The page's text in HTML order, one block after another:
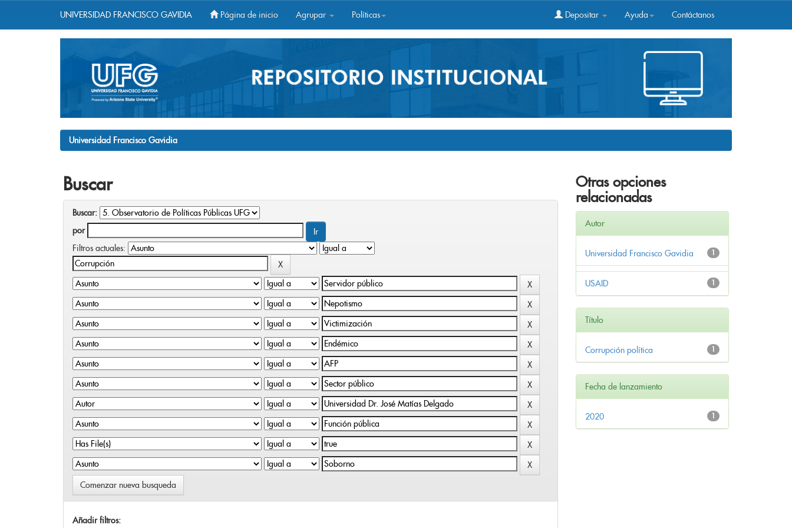
UNIVERSIDAD FRANCISCO GAVIDIA Página de inicio Agrupar Políticas Depositar Ayuda Contáctanos
Universidad Francisco Gavidia
Buscar
Buscar:
por
Filtros actuales:
Comenzar nueva busqueda
Añadir filtros:
Otras opciones
relacionadas
Autor
1
Universidad Francisco Gavidia
1
USAID
Título
1
Corrupción política
Fecha de lanzamiento
1
2020